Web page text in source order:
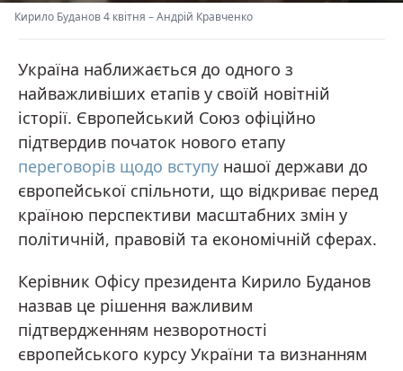
Кирило Буданов 4 квітня –Андрій Кравченко
Україна наближається до одного з
найважливіших етапів у своїй новітній
історії. Європейський Союз офіційно
підтвердив початок нового етапу
переговорів щодо вступу нашої держави до
європейської спільноти, що відкриває перед
країною перспективи масштабних змін у
політичній, правовій та економічній сферах.
Керівник Офісу президента Кирило Буданов
назвав це рішення важливим
підтвердженням незворотності
європейського курсу України та визнанням